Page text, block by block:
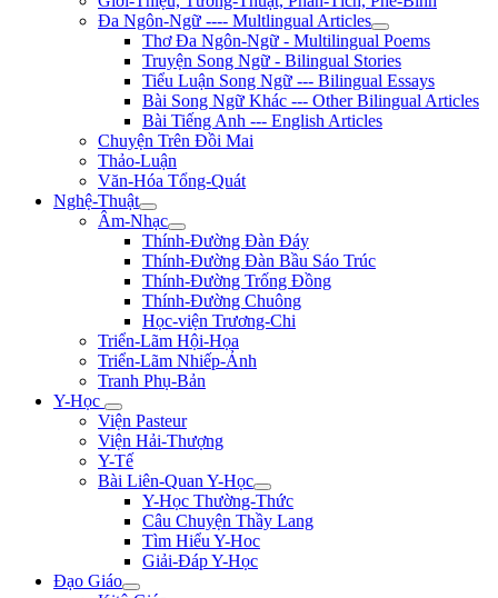
Đa Ngôn-Ngữ ---- Multlingual Articles
Thơ Đa Ngôn-Ngữ - Multilingual Poems
Truyện Song Ngữ - Bilingual Stories
Tiểu Luận Song Ngữ --- Bilingual Essays
Bài Song Ngữ Khác --- Other Bilingual Articles
Bài Tiếng Anh --- English Articles
Chuyện Trên Đồi Mai
Thảo-Luận
Văn-Hóa Tổng-Quát
Nghệ-Thuật
Âm-Nhạc
Thính-Đường Đàn Đáy
Thính-Đường Đàn Bầu Sáo Trúc
Thính-Đường Trống Đồng
Thính-Đường Chuông
Học-viện Trương-Chi
Triển-Lãm Hội-Họa
Triển-Lãm Nhiếp-Ảnh
Tranh Phụ-Bản
Y-Học
Viện Pasteur
Viện Hải-Thượng
Y-Tế
Bài Liên-Quan Y-Học
Y-Học Thường-Thức
Câu Chuyện Thầy Lang
Tìm Hiểu Y-Hoc
Giải-Đáp Y-Học
Đạo Giáo